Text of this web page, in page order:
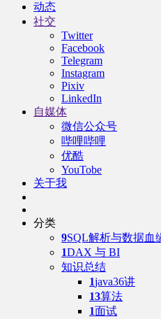
动态
社交
Twitter
Facebook
Telegram
Instagram
Pixiv
LinkedIn
自媒体
微信公众号
哔哩哔哩
优酷
YouTobe
关于我
分类
9SQL解析与数据血
1DAX 与 BI
知识总结
1java36讲
13算法
1面试